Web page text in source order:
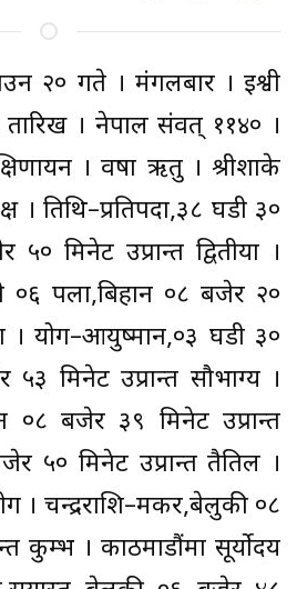
२० गते । मंगलबार । ईश्वी
। नेपाल संवत् ११४० ।
। वर्षा ऋतु । श्रीशाके
। तिथि–प्रतिपदा,३८ घडी ३०
मिनेट उप्रान्त द्वितीया ।
०६ पला,बिहान ०८ बजेर २०
। योग–आयुष्मान,०३ घडी ३०
मिनेट उप्रान्त सौभाग्य ।
०८ बजेर ३९ मिनेट उप्रान्त
५० मिनेट उप्रान्त तैतिल ।
। चन्द्रराशि–मकर,बेलुकी ०८
कुम्भ । काठमाडौंमा सूर्योदय